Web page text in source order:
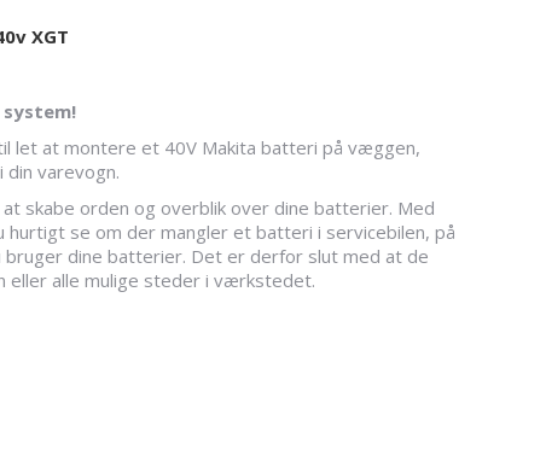
XGT
let at montere et 40V Makita batteri på væggen,
varevogn.
skabe orden og overblik over dine batterier. Med
se om der mangler et batteri i servicebilen, på
dine batterier. Det er derfor slut med at de
eller alle mulige steder i værkstedet.